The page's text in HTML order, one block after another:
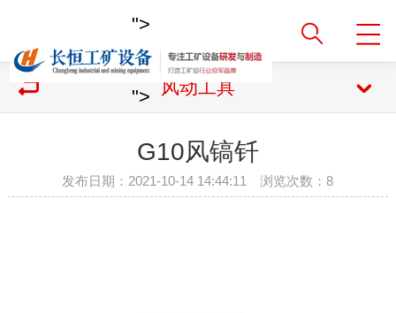
">
"> 风动工具
G10风镐钎
发布日期：2021-10-14 14:44:11 浏览次数：8